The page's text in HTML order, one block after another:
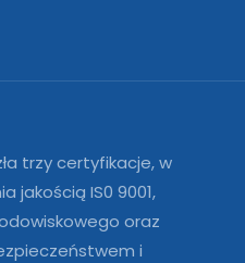
trzy certyfikacje, w
jakością IS0 9001,
oraz
i